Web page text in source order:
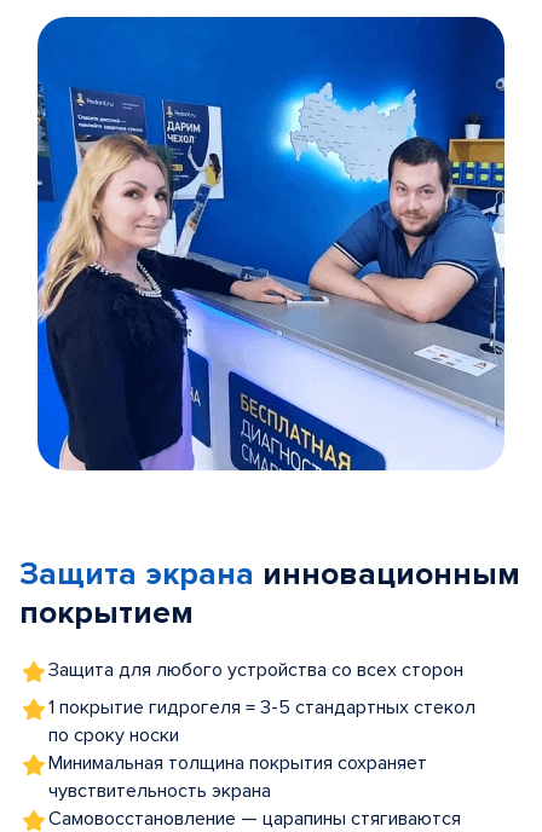
5
Защита экрана инновационным
покрытием
Защита для любого устройства со всех сторон
1 покрытие гидрогеля = 3-5 стандартных стекол
по сроку носки
Минимальная толщина покрытия сохраняет
чувствительность экрана
Самовосстановление — царапины стягиваются